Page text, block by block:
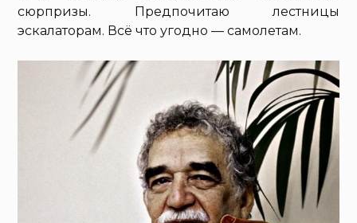
сюрпризы. Предпочитаю лестницы
эскалаторам. Всё что угодно — самолетам.